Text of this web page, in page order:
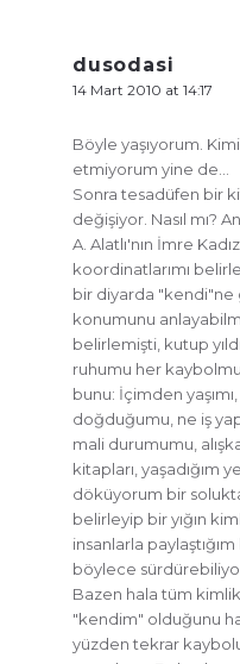
dusodasi
14 Mart 2010 at 14:17
Böyle yaşıyorum.
etmiyorum yine de…
Sonra tesadüfen bir
değişiyor. Nasıl mı?
A. Alatlı'nın İmre
koordinatlarımı
bir diyarda
konumunu
belirlemişti, kutup
ruhumu her
bunu: İçimden
doğduğumu, ne iş
mali durumumu,
kitapları, yaşadığım
döküyorum bir
belirleyip bir yığın
insanlarla
böylece
Bazen hala tüm
"kendim" olduğunu
yüzden tekrar